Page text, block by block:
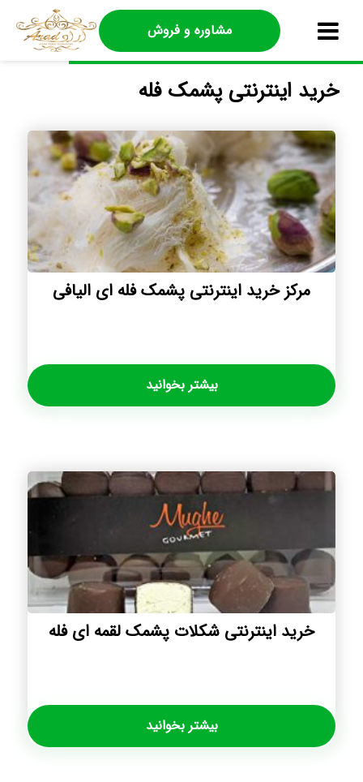
مشاوره و فروش
خرید اینترنتی پشمک فله
مرکز خرید اینترنتی پشمک فله ای الیافی
بیشتر بخوانید
خرید اینترنتی شکلات پشمک لقمه ای فله
بیشتر بخوانید